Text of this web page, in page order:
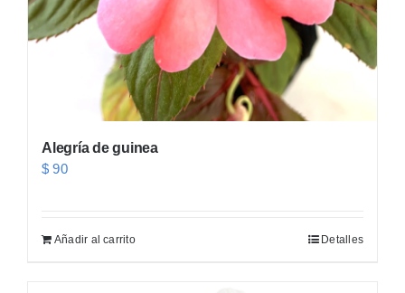
Alegría de guinea
$ 90
Añadir al carrito Detalles